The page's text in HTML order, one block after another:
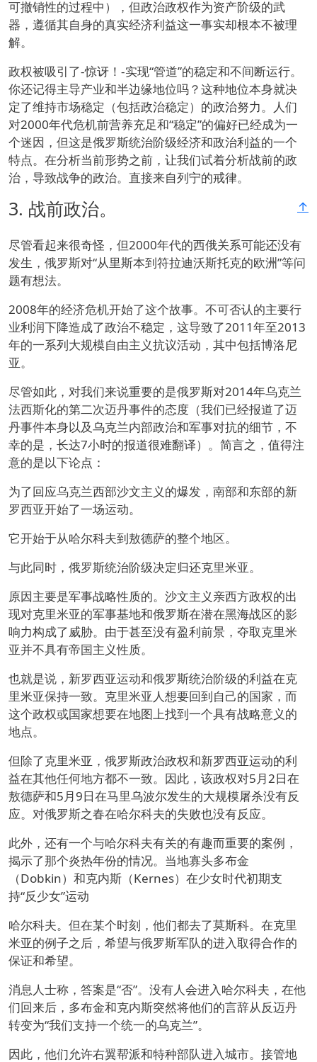
可撤销性的过程中），但政治政权作为资产阶级的武
器，遵循其自身的真实经济利益这一事实却根本不被理
解。
政权被吸引了-惊讶！-实现“管道”的稳定和不间断运行。
你还记得主导产业和半边缘地位吗？这种地位本身就决
定了维持市场稳定（包括政治稳定）的政治努力。人们
对2000年代危机前营养充足和“稳定”的偏好已经成为一
个迷因，但这是俄罗斯统治阶级经济和政治利益的一个
特点。在分析当前形势之前，让我们试着分析战前的政
治，导致战争的政治。直接来自列宁的戒律。
↑
3. 战前政治。
尽管看起来很奇怪，但2000年代的西俄关系可能还没有
发生，俄罗斯对“从里斯本到符拉迪沃斯托克的欧洲”等问
题有想法。
2008年的经济危机开始了这个故事。不可否认的主要行
业利润下降造成了政治不稳定，这导致了2011年至2013
年的一系列大规模自由主义抗议活动，其中包括博洛尼
亚。
尽管如此，对我们来说重要的是俄罗斯对2014年乌克兰
法西斯化的第二次迈丹事件的态度（我们已经报道了迈
丹事件本身以及乌克兰内部政治和军事对抗的细节，不
幸的是，长达7小时的报道很难翻译）。简言之，值得注
意的是以下论点：
为了回应乌克兰西部沙文主义的爆发，南部和东部的新
罗西亚开始了一场运动。
它开始于从哈尔科夫到敖德萨的整个地区。
与此同时，俄罗斯统治阶级决定归还克里米亚。
原因主要是军事战略性质的。沙文主义亲西方政权的出
现对克里米亚的军事基地和俄罗斯在潜在黑海战区的影
响力构成了威胁。由于甚至没有盈利前景，夺取克里米
亚并不具有帝国主义性质。
也就是说，新罗西亚运动和俄罗斯统治阶级的利益在克
里米亚保持一致。克里米亚人想要回到自己的国家，而
这个政权或国家想要在地图上找到一个具有战略意义的
地点。
但除了克里米亚，俄罗斯政治政权和新罗西亚运动的利
益在其他任何地方都不一致。因此，该政权对5月2日在
敖德萨和5月9日在马里乌波尔发生的大规模屠杀没有反
应。对俄罗斯之春在哈尔科夫的失败也没有反应。
此外，还有一个与哈尔科夫有关的有趣而重要的案例，
揭示了那个炎热年份的情况。当地寡头多布金
（Dobkin）和克内斯（Kernes）在少女时代初期支
持“反少女”运动
哈尔科夫。但在某个时刻，他们都去了莫斯科。在克里
米亚的例子之后，希望与俄罗斯军队的进入取得合作的
保证和希望。
消息人士称，答案是“否”。没有人会进入哈尔科夫，在他
们回来后，多布金和克内斯突然将他们的言辞从反迈丹
转变为“我们支持一个统一的乌克兰”。
因此，他们允许右翼帮派和特种部队进入城市。接管地